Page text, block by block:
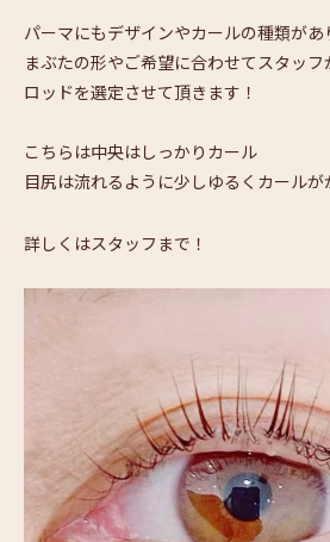
パーマにもデザインやカールの種類があ
まぶたの形やご希望に合わせてスタッフ
ロッドを選定させて頂きます！
こちらは中央はしっかりカール
目尻は流れるように少しゆるくカールが
詳しくはスタッフまで！